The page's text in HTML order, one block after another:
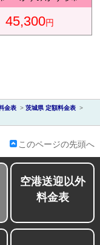
45,300円
金表 > 茨城県 定額料金表 >
このページの先頭へ
空港送迎以外
料金表